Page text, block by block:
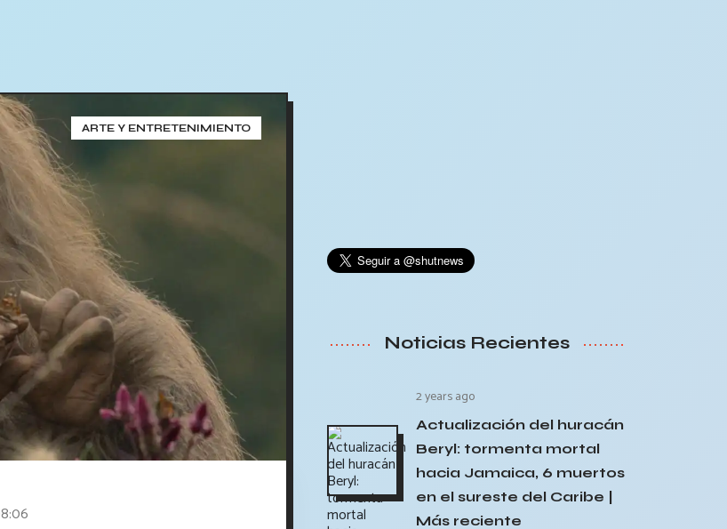
ARTE Y ENTRETENIMIENTO
Noticias Recientes
2 years ago
Actualización del huracán
Beryl: tormenta mortal
hacia Jamaica, 6 muertos
en el sureste del Caribe |
Más reciente